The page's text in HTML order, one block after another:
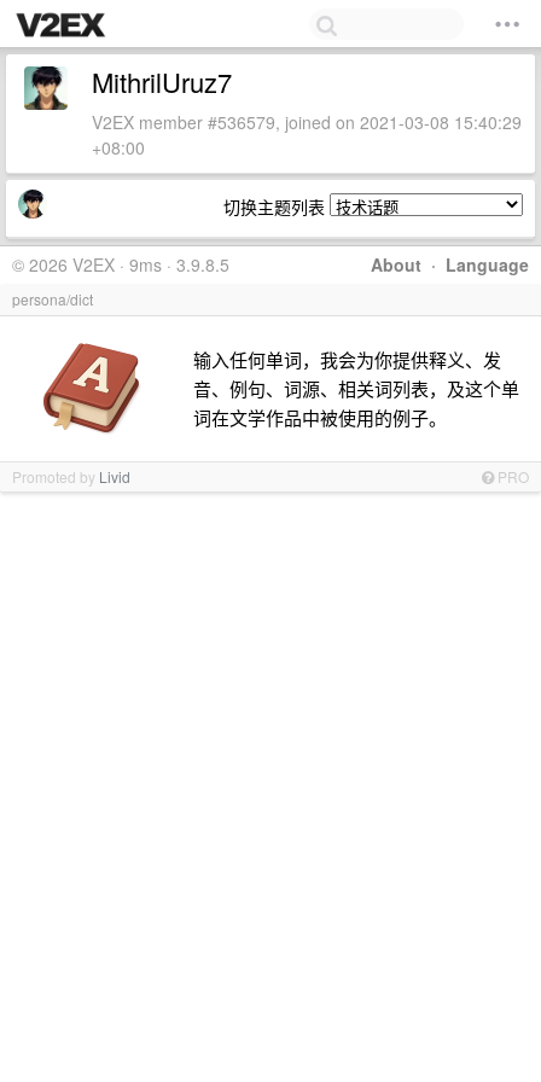
MithrilUruz7
V2EX member #536579, joined on 2021-03-08 15:40:29
+08:00
切换主题列表
About · Language
© 2026 V2EX · 9ms · 3.9.8.5
persona/dict
输入任何单词，我会为你提供释义、发
音、例句、词源、相关词列表，及这个单
词在文学作品中被使用的例子。
Promoted by Livid PRO